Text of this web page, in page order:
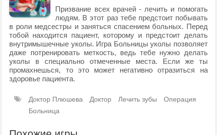
Призвание всех врачей - лечить и помогать
людям. В этот раз тебе предстоит побывать
в роли медсестры и заняться спасением больных. Перед
тобой находится пациент, которому и предстоит делать
внутримышечные уколы. Игра Больницы уколы позволяет
даже потренировать меткость, ведь тебе нужно делать
уколы в специально отмеченные места. Если же ты
промахнешься, то это может негативно отразиться на
здоровье пациента.
Доктор Плюшева Доктор Лечить зубы
Операция
Больница